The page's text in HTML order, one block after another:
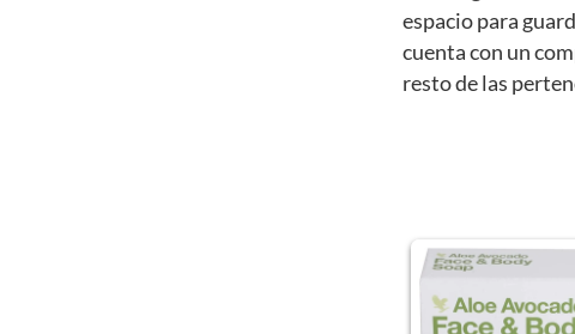
espacio para
cuenta con un
resto de las